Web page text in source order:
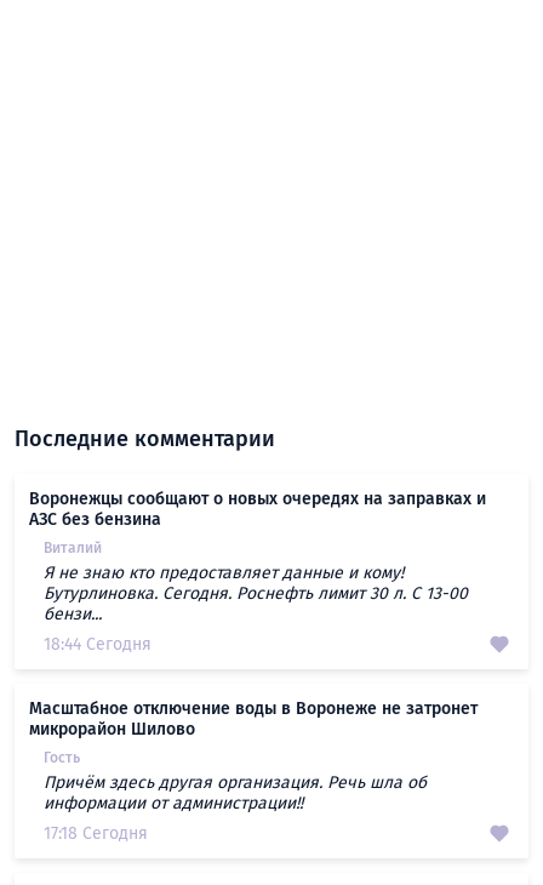
Последние комментарии
Воронежцы сообщают о новых очередях на заправках и
АЗС без бензина
Виталий
Я не знаю кто предоставляет данные и кому!
Бутурлиновка. Сегодня. Роснефть лимит 30 л. С 13-00
бензи...
18:44 Сегодня
Масштабное отключение воды в Воронеже не затронет
микрорайон Шилово
Гость
Причём здесь другая организация. Речь шла об
информации от администрации!!
17:18 Сегодня